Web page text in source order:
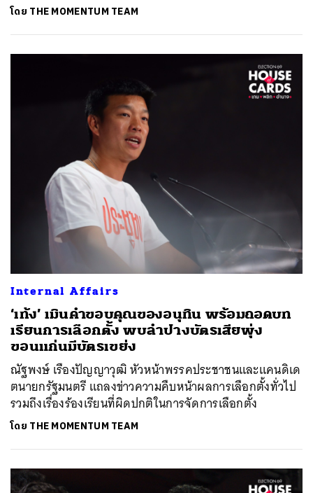
โดย THE MOMENTUM TEAM
Internal Affairs
‘เท้ง’ เมินคำขอบคุณของอนุทิน พร้อมถอดบท
เรียนการเลือกตั้ง พบลำปางบัตรเสียพุ่ง
ขอนแก่นมีบัตรเขย่ง
ณัฐพงษ์ เรืองปัญญาวุฒิ หัวหน้าพรรคประชาชนและแคนดิเด
ตนายกรัฐมนตรี แถลงข่าวความคืบหน้าผลการเลือกตั้งทั่วไป
รวมถึงเรื่องร้องเรียนที่ผิดปกติในการจัดการเลือกตั้ง
โดย THE MOMENTUM TEAM